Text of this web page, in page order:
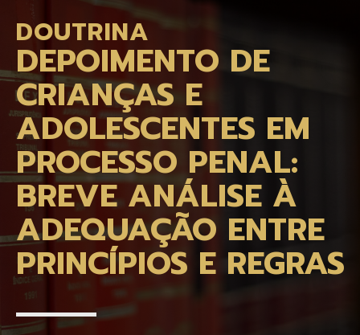
DOUTRINA
DEPOIMENTO DE
CRIANÇAS E
ADOLESCENTES EM
PROCESSO PENAL:
BREVE ANÁLISE À
ADEQUAÇÃO ENTRE
PRINCÍPIOS E REGRAS